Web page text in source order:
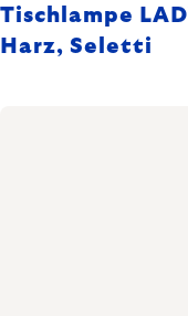
Tischlampe
Harz, Seletti